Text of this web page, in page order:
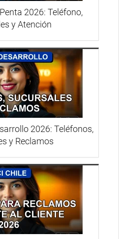
2026: Teléfono,
y Atención
2026: Teléfonos,
y Reclamos